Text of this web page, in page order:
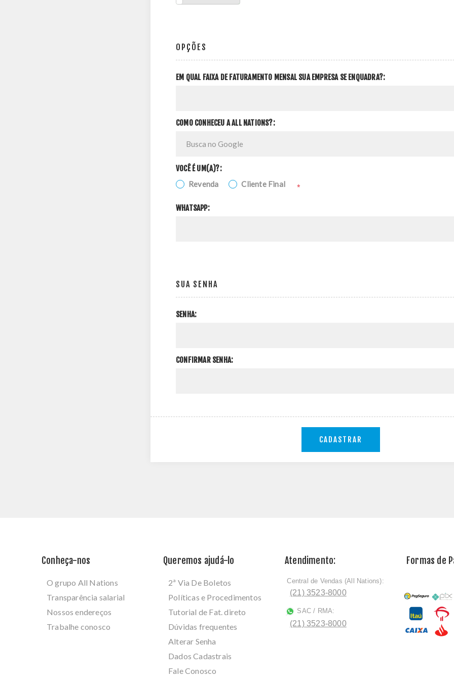
OPÇÕES
EM QUAL FAIXA DE FATURAMENTO MENSAL SUA EMPRESA SE ENQUADRA?:
COMO CONHECEU A ALL NATIONS?:
VOCÊ É UM(A)?:
Revenda Cliente Final *
WHATSAPP:
SUA SENHA
SENHA:
CONFIRMAR SENHA:
CADASTRAR
Conheça-nos
O grupo All Nations
Transparência salarial
Nossos endereços
Trabalhe conosco
Queremos ajudá-lo
2ª Via De Boletos
Políticas e Procedimentos
Tutorial de Fat. direto
Dúvidas frequentes
Alterar Senha
Dados Cadastrais
Fale Conosco
Atendimento:
ﾠCentral de Vendas (All Nations):
(21) 3523-8000
SAC / RMA:
(21) 3523-8000
Formas de